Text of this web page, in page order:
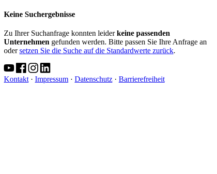
Keine Suchergebnisse
Zu Ihrer Suchanfrage konnten leiderkeine passenden
Unternehmen gefunden werden. Bitte passen Sie Ihre Anfrage an
odersetzen Sie die Suche auf die Standardwerte zurück.
Kontakt · Impressum · Datenschutz · Barrierefreiheit